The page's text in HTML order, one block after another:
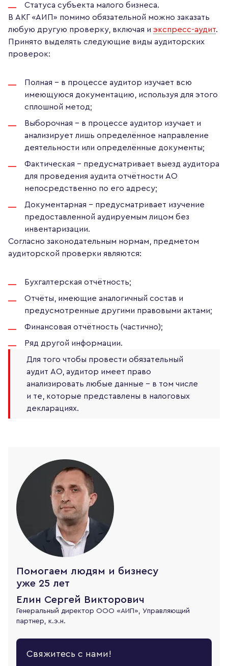
Статуса субъекта малого бизнеса.
В АКГ «АИП» помимо обязательной можно заказать
любую другую проверку, включая и экспресс-аудит.
Принято выделять следующие виды аудиторских
проверок:
Полная – в процессе аудитор изучает всю
имеющуюся документацию, используя для этого
сплошной метод;
Выборочная – в процессе аудитор изучает и
анализирует лишь определённое направление
деятельности или определённые документы;
Фактическая – предусматривает выезд аудитора
для проведения аудита отчётности АО
непосредственно по его адресу;
Документарная – предусматривает изучение
предоставленной аудируемым лицом без
инвентаризации.
Согласно законодательным нормам, предметом
аудиторской проверки являются:
Бухгалтерская отчётность;
Отчёты, имеющие аналогичный состав и
предусмотренные другими правовыми актами;
Финансовая отчётность (частично);
Ряд другой информации.
Для того чтобы провести обязательный
аудит АО, аудитор имеет право
анализировать любые данные – в том числе
и те, которые представлены в налоговых
декларациях.
Помогаем людям и бизнесу
уже 25 лет
Елин Сергей Викторович
Генеральный директор ООО «АИП», Управляющий
партнер, к.э.н.
Свяжитесь с нами!